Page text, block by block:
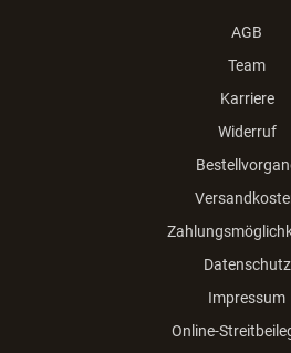
AGB
Team
Karriere
Widerruf
Datenschutz
Impressum
Online-